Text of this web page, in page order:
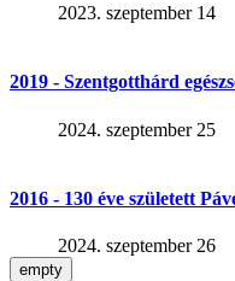
2023. szeptember 14
2019 - Szentgotthárd
2024. szeptember 25
2016 - 130 éve született
2024. szeptember 26
empty